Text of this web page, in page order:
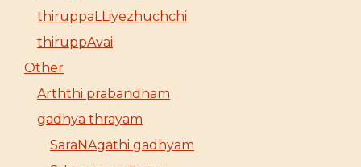
thiruppaLLiyezhuchchi
thiruppAvai
Other
Arththi prabandham
gadhya thrayam
SaraNAgathi gadhyam